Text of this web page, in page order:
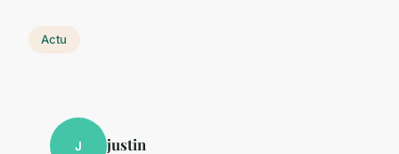
Actu
J justin